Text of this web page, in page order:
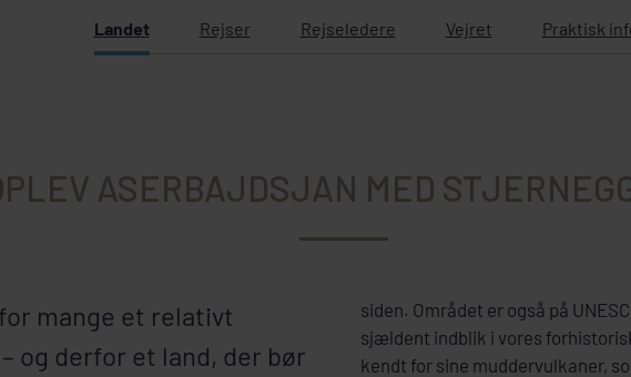
Landet Rejser Rejseledere Vejret Praktisk
ASERBAJDSJAN MED
mange et relativt
og derfor et land, der bør
siden. Området er også på
sjældent indblik i vores
kendt for sine muddervulkaner,